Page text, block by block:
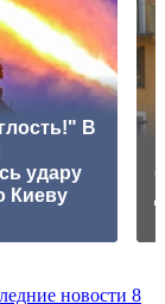
В
удару
Киеву
новости 8